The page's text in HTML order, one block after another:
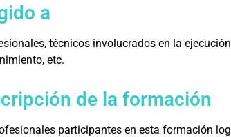
a
técnicos involucrados en la
etc.
de la formación
participantes en esta formación